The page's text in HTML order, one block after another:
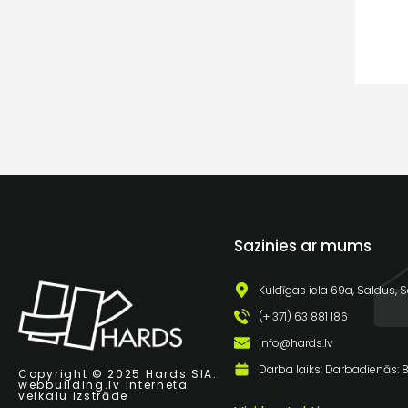
Copyright © 2025 Hards SIA.
webbuilding.lv interneta
veikalu izstrāde
Sazinies ar mums
Kuldīgas iela 69a, Saldus,
(+ 371) 63 881 186
info@hards.lv
Darba laiks: Darbadienās: